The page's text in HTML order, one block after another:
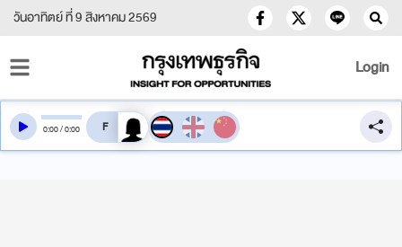
วันอาทิตย์ ที่ 9 สิงหาคม 2569
Login
0:00/0:00 สลับเสียงอ่าน